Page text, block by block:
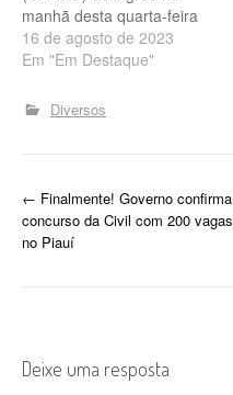
manhã desta quarta-feira
(16), Aniversário de
Teresina, a Operação
foi realizada em Canto do
Buriti, Flores do Piauí,
Teresina e alguns
municípios do Estado de
São…
16 de agosto de 2023
Em "Em Destaque"
Diversos
P
o
n
← Finalmente! Governo confirma
concurso da Civil com 200 vagas
no Piauí
Deixe uma resposta